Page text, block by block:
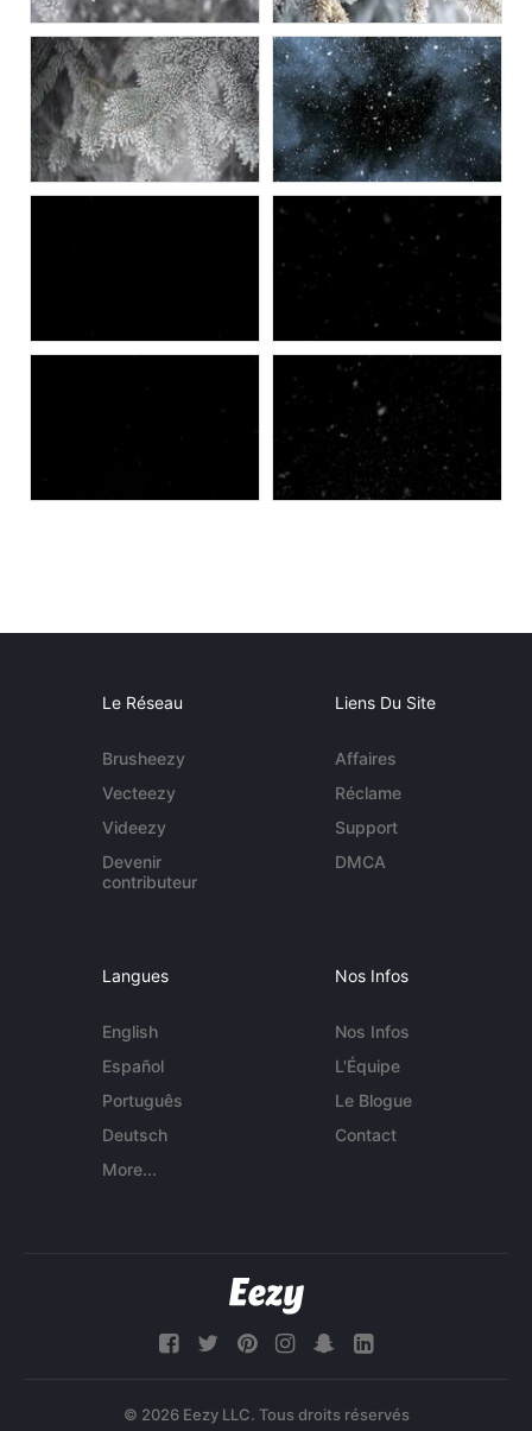
Le Réseau
Brusheezy
Vecteezy
Videezy
Devenir
contributeur
Liens Du Site
Affaires
Réclame
Support
DMCA
Langues
English
Español
Português
Deutsch
More...
Nos Infos
Nos Infos
L'Équipe
Le Blogue
Contact
© 2026 Eezy LLC. Tous droits réservés